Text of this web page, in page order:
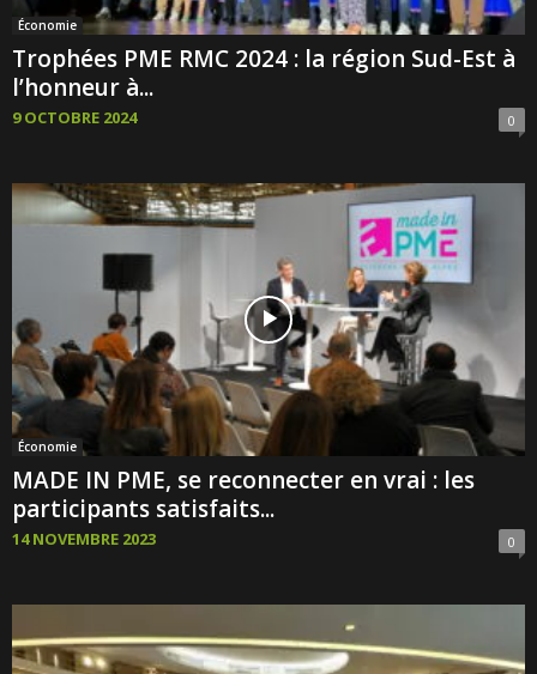
Économie
Trophées PME RMC 2024 : la région Sud-Est à
l’honneur à...
9 OCTOBRE 2024 0
Économie
MADE IN PME, se reconnecter en vrai : les
participants satisfaits...
14 NOVEMBRE 2023 0